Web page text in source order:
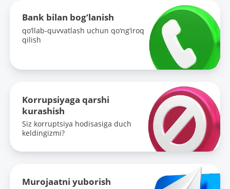
Bank bilan bog‘lanish
qo‘llab-quvvatlash uchun qo‘ng‘iroq
qilish
Korrupsiyaga qarshi
kurashish
Siz korruptsiya hodisasiga duch
keldingizmi?
Murojaatni yuborish